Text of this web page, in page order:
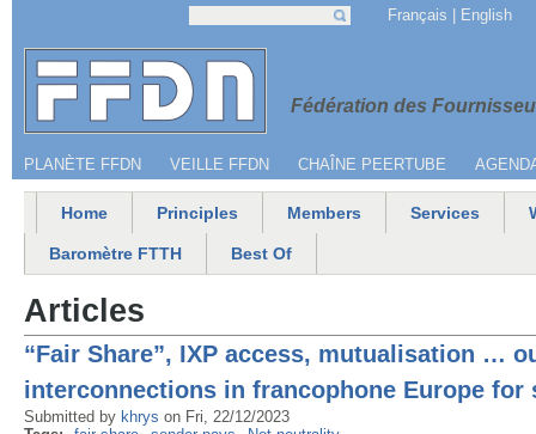
Jump to navigation
Fédération des
Menu secondaire
PLANÈTE FFDN VEILLE FFDN CHAÎNE PEERTUBE
Français English
Main menu
Home Principles Members Services
Baromètre FTTH Best Of
Articles
“Fair Share”, IXP access, mutualisation …
interconnections in francophone Europe for
Submitted by khrys on Fri, 22/12/2023